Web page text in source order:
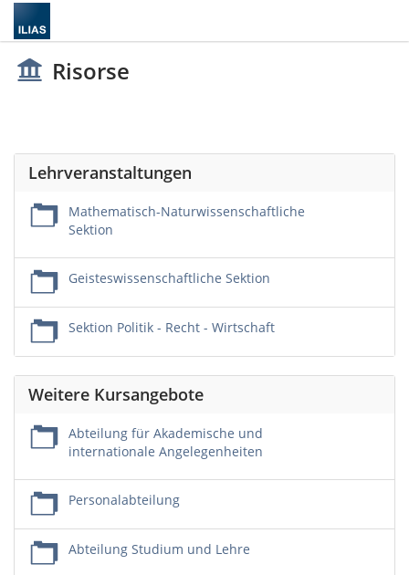
Risorse
Lehrveranstaltungen
Mathematisch-Naturwissenschaftliche
Sektion
Geisteswissenschaftliche Sektion
Sektion Politik - Recht - Wirtschaft
Weitere Kursangebote
Abteilung für Akademische und
internationale Angelegenheiten
Personalabteilung
Abteilung Studium und Lehre